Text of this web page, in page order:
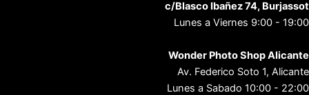
c/Blasco Ibañez 74, Burjassot
Lunes a Viernes 9:00 - 19:00
Wonder Photo Shop Alicante
Av. Federico Soto 1, Alicante
Lunes a Sabado 10:00 - 22:00